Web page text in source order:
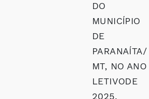
DO
MUNICÍPIO
DE
PARANAÍTA/
MT, NO ANO
LETIVODE
2025,